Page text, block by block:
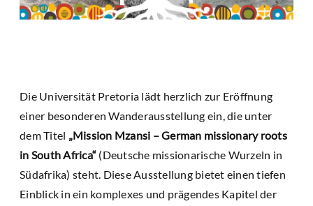
Die Universität Pretoria lädt herzlich zur Eröffnung
einer besonderen Wanderausstellung ein, die unter
dem Titel „Mission Mzansi – German missionary roots
in South Africa“ (Deutsche missionarische Wurzeln in
Südafrika) steht. Diese Ausstellung bietet einen tiefen
Einblick in ein komplexes und prägendes Kapitel der